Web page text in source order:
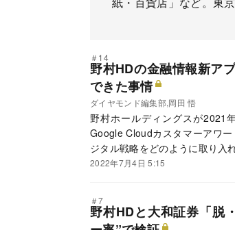
＃14
野村HDの金融情報新ア
できた事情
ダイヤモンド編集部,岡田 悟
野村ホールディングスが2021
Google Cloudカスタマーアワ
ジタル戦略をどのように取り入
ニー長に直撃した。
2022年7月4日 5:15
＃7
野村HDと大和証券「脱